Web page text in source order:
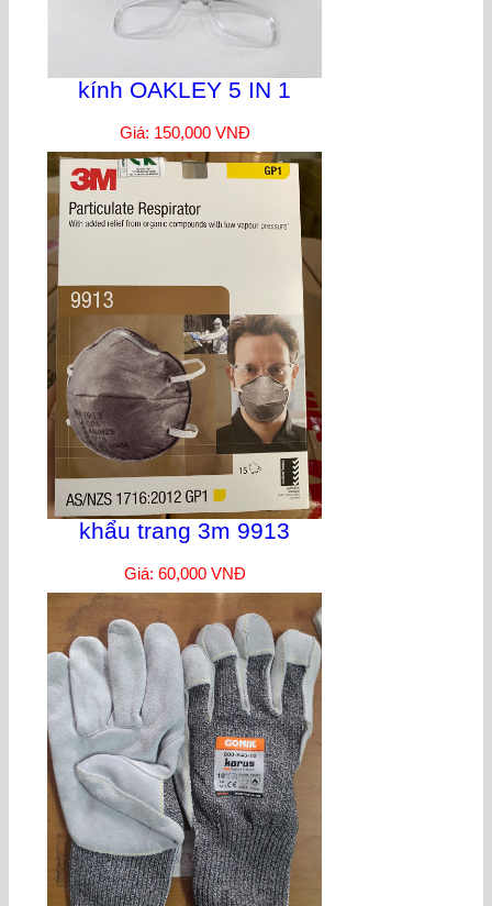
kính OAKLEY 5 IN 1
Giá: 150,000 VNĐ
khẩu trang 3m 9913
Giá: 60,000 VNĐ